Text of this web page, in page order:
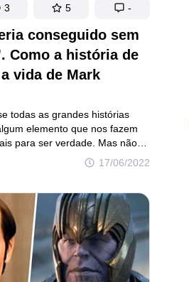
conseguido sem
Como a história de
vida de Mark
17/06/2022
todas as grandes histórias
elemento que nos fazem
para ser verdade. Mas não
apenas de histórias
os casais também se ajudam
prova disso. O ator, hoje com
grandes desafios e sua esposa
lado, nos bons e nos maus
3 5 -